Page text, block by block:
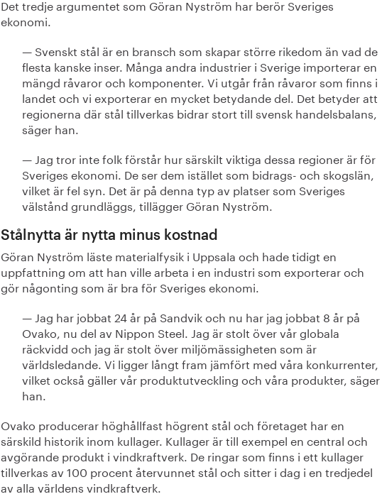
Det tredje argumentet som Göran Nyström har berör Sveriges
ekonomi.
— Svenskt stål är en bransch som skapar större rikedom än vad de
flesta kanske inser. Många andra industrier i Sverige importerar en
mängd råvaror och komponenter. Vi utgår från råvaror som finns i
landet och vi exporterar en mycket betydande del. Det betyder att
regionerna där stål tillverkas bidrar stort till svensk handelsbalans,
säger han.
— Jag tror inte folk förstår hur särskilt viktiga dessa regioner är för
Sveriges ekonomi. De ser dem istället som bidrags- och skogslän,
vilket är fel syn. Det är på denna typ av platser som Sveriges
välstånd grundläggs, tillägger Göran Nyström.
Stålnytta är nytta minus kostnad
Göran Nyström läste materialfysik i Uppsala och hade tidigt en
uppfattning om att han ville arbeta i en industri som exporterar och
gör någonting som är bra för Sveriges ekonomi.
— Jag har jobbat 24 år på Sandvik och nu har jag jobbat 8 år på
Ovako, nu del av Nippon Steel. Jag är stolt över vår globala
räckvidd och jag är stolt över miljömässigheten som är
världsledande. Vi ligger långt fram jämfört med våra konkurrenter,
vilket också gäller vår produktutveckling och våra produkter, säger
han.
Ovako producerar höghållfast högrent stål och företaget har en
särskild historik inom kullager. Kullager är till exempel en central och
avgörande produkt i vindkraftverk. De ringar som finns i ett kullager
tillverkas av 100 procent återvunnet stål och sitter i dag i en tredjedel
av alla världens vindkraftverk.